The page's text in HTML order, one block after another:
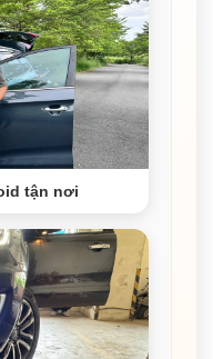
tận nơi